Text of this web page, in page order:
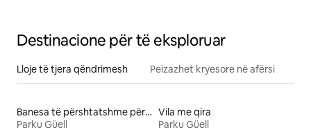
Destinacione për të eksploruar
Lloje të tjera qëndrimesh Peizazhet kryesore në afërsi
Banesa të përshtatshme për familje me qira
Parku Güell
Vila me qira
Parku Güell